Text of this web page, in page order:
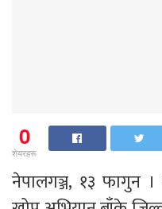
0
शेयरहरू
नेपालगञ्ज, १३ फागुन ।